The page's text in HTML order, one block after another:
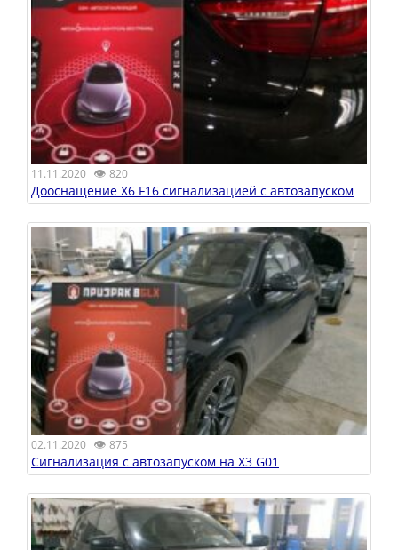
11.11.2020 👁 820
Дооснащение X6 F16 сигнализацией с автозапуском
02.11.2020 👁 875
Сигнализация с автозапуском на X3 G01